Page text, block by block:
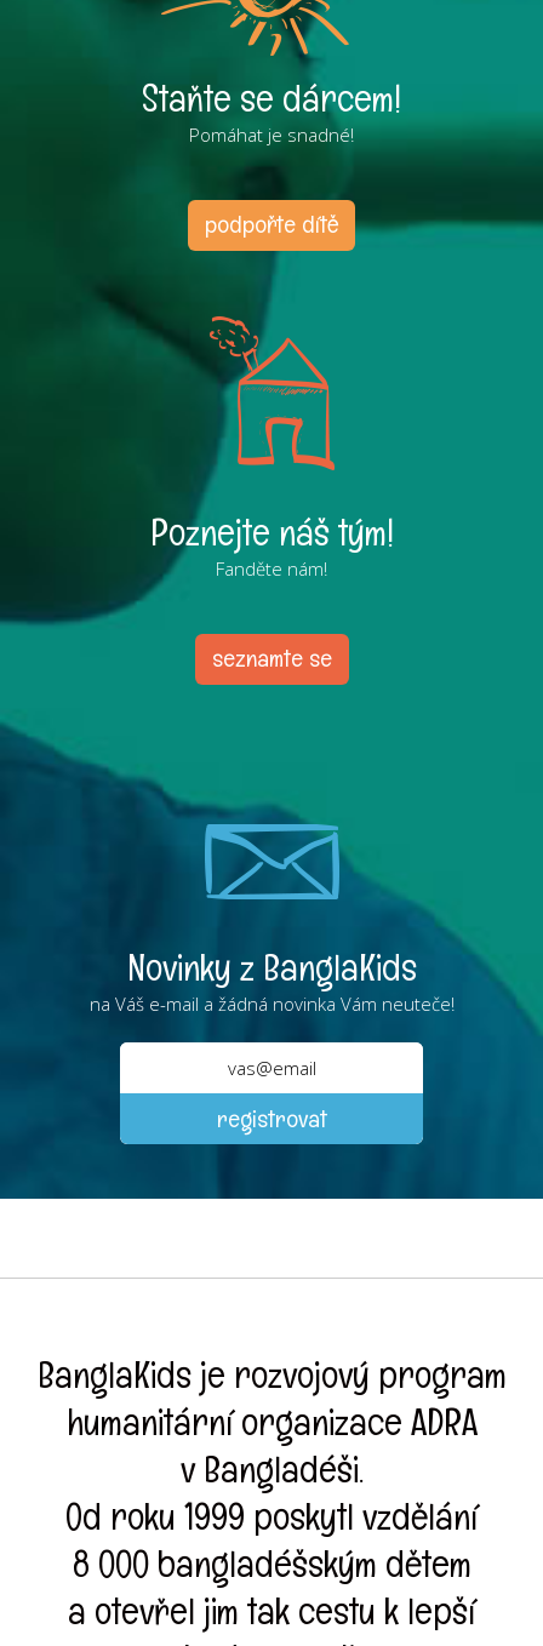
Staňte se dárcem!
Pomáhat je snadné!
podpořte dítě
Poznejte náš tým!
Fanděte nám!
seznamte se
Novinky z BanglaKids
na Váš e-mail a žádná novinka Vám neuteče!
BanglaKids je rozvojový program
humanitární organizace ADRA
v Bangladéši.
Od roku 1999 poskytl vzdělání
8 000 bangladéšským dětem
a otevřel jim tak cestu k lepší